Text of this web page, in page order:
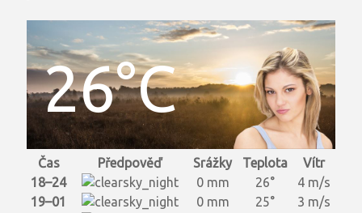
26°C
Čas Předpověď Srážky Teplota
Vítr
18–24
0 mm 26°
4 m/s
19–01
0 mm 25°
3 m/s